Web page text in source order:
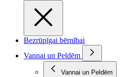
Bezrūpīgai bērnībai
Vannai un Peldēm
Vannai un Peldēm